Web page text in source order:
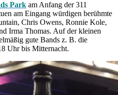
Park am Anfang der 311
am Eingang würdigen berühmte
Chris Owens, Ronnie Kole,
Irma Thomas. Auf der kleinen
gute Bands z. B. die
Uhr bis Mitternacht.